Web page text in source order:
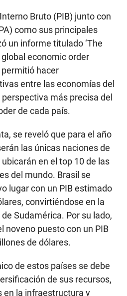
Bruto (PIB) junto con
como sus principales
un informe titulado ‘The
economic order
permitió hacer
entre las economías del
más precisa del
de cada país.
se reveló que para el año
las únicas naciones de
en el top 10 de las
del mundo. Brasil se
lugar con un PIB estimado
convirtiéndose en la
Sudamérica. Por su lado,
noveno puesto con un PIB
de dólares.
de estos países se debe
de sus recursos,
en la infraestructura y